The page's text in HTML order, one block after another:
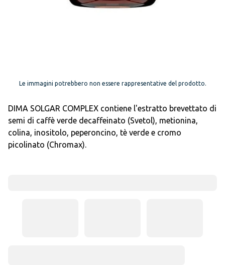
Le immagini potrebbero non essere rappresentative del prodotto.
DIMA SOLGAR COMPLEX contiene l'estratto brevettato di
semi di caffè verde decaffeinato (Svetol), metionina,
colina, inositolo, peperoncino, tè verde e cromo
picolinato (Chromax).